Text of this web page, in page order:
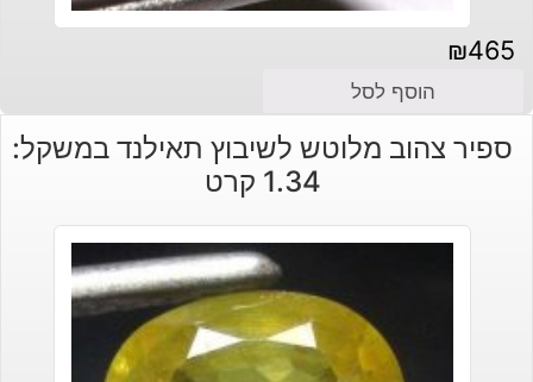
₪465
הוסף לסל
ספיר צהוב מלוטש לשיבוץ תאילנד במשקל:
1.34 קרט